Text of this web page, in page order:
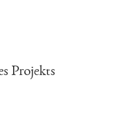
Projekts